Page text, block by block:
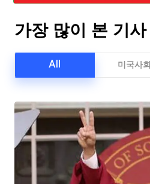
가장 많이 본 기사
All 미국사회